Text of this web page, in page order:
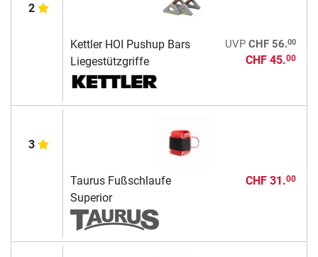
2
Kettler HOI Pushup Bars
Liegestützgriffe
UVP CHF 56.00
CHF 45.00
3
Taurus Fußschlaufe
Superior
CHF 31.00